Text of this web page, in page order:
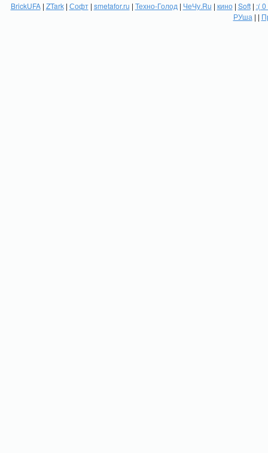
BrickUFA| ZTark| Софт| smetafor.ru | Техно-Голод | ЧеЧу.Ru | кино| Soft| :(
РУша | |